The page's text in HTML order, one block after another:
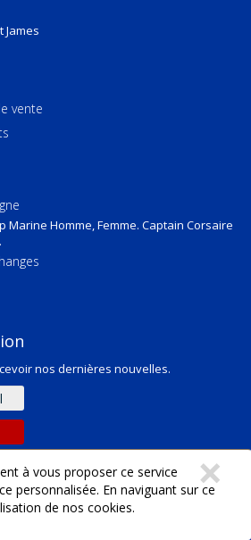
James
vente
Marine Homme, Femme. Captain Corsaire
nos dernières nouvelles.
©2026 SARL Emeraude
×
à vous proposer ce service
personnalisée. En naviguant sur ce
de nos cookies.